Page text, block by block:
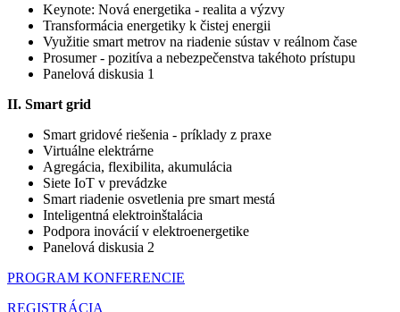
Keynote: Nová energetika - realita a výzvy
Transformácia energetiky k čistej energii
Využitie smart metrov na riadenie sústav v reálnom čase
Prosumer - pozitíva a nebezpečenstva takéhoto prístupu
Panelová diskusia 1
II. Smart grid
Smart gridové riešenia - príklady z praxe
Virtuálne elektrárne
Agregácia, flexibilita, akumulácia
Siete IoT v prevádzke
Smart riadenie osvetlenia pre smart mestá
Inteligentná elektroinštalácia
Podpora inovácií v elektroenergetike
Panelová diskusia 2
PROGRAM KONFERENCIE
REGISTRÁCIA